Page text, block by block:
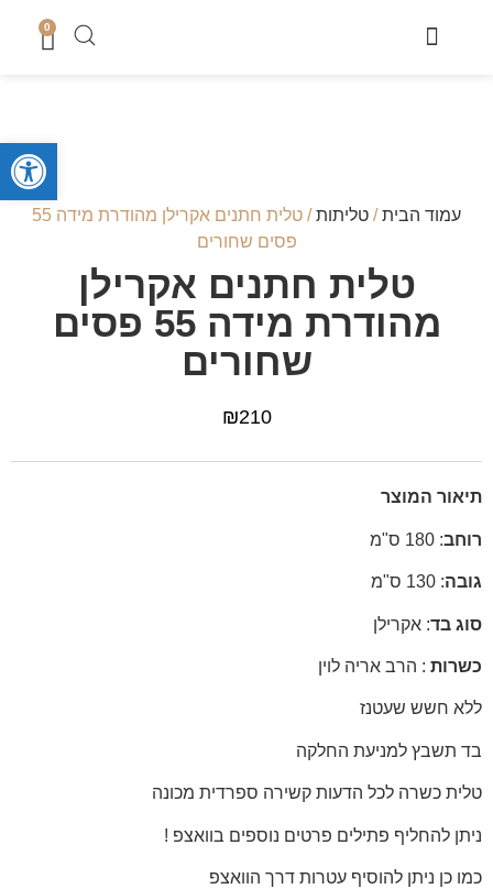
0
עמוד הבית/ טליתות
/ טלית חתנים אקרילן מהודרת מידה 55
פסים שחורים
טלית חתנים אקרילן
מהודרת מידה 55 פסים
שחורים
₪210
תיאור המוצר
רוחב: 180 ס"מ
גובה: 130 ס"מ
סוג בד: אקרילן
כשרות : הרב אריה לוין
ללא חשש שעטנז
בד תשבץ למניעת החלקה
טלית כשרה לכל הדעות קשירה ספרדית מכונה
ניתן להחליף פתילים פרטים נוספים בוואצפ !
כמו כן ניתן להוסיף עטרות דרך הוואצפ
פתח